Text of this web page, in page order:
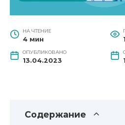
НА ЧТЕНИЕ
4 мин
ОПУБЛИКОВАНО
13.04.2023
Содержание